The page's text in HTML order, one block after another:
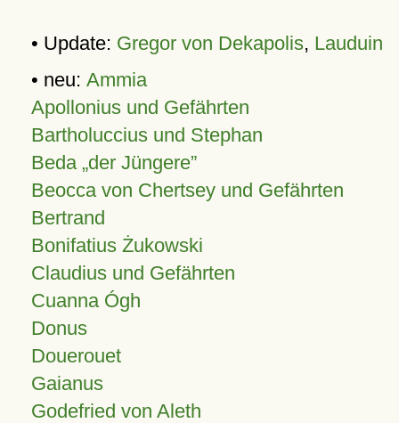
• Update: Gregor von Dekapolis, Lauduin
• neu: Ammia
Apollonius und Gefährten
Bartholuccius und Stephan
Beda „der Jüngere”
Beocca von Chertsey und Gefährten
Bertrand
Bonifatius Żukowski
Claudius und Gefährten
Cuanna Ógh
Donus
Douerouet
Gaianus
Godefried von Aleth